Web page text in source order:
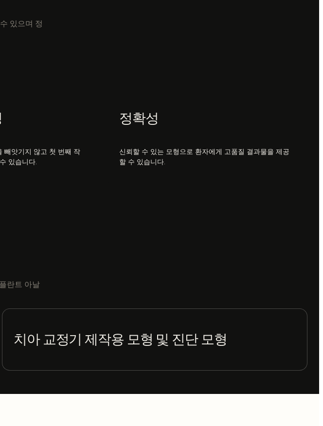
있으며 정
빼앗기지 않고 첫 번째 작
있습니다.
정확성
신뢰할 수 있는 모형으로 환자에게 고품질 결과물을 제공
할 수 있습니다.
란트 아날
치아 교정기 제작용 모형 및 진단 모형